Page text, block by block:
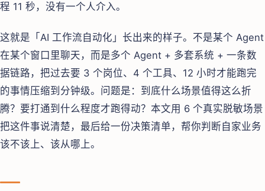
程 11 秒，没有一个人介入。
这就是「AI 工作流自动化」长出来的样子。不是某个 Agent
在某个窗口里聊天，而是多个 Agent + 多套系统 + 一条数
据链路，把过去要 3 个岗位、4 个工具、12 小时才能跑完
的事情压缩到分钟级。问题是：到底什么场景值得这么折
腾？要打通到什么程度才跑得动？本文用 6 个真实脱敏场景
把这件事说清楚，最后给一份决策清单，帮你判断自家业务
该不该上、该从哪上。